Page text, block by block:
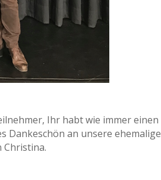
Ihr habt wie immer einen
Dankeschön an unsere ehemalige